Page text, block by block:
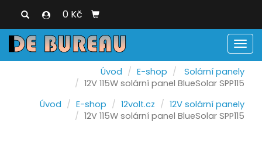
0 Kč
Úvod E-shop
Solární panely
12V 115W solární panel BlueSolar SPP115
Úvod
E-shop 12volt.cz
12V solární panely
12V 115W solární panel BlueSolar SPP115